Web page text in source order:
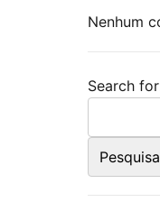
Nenhum
Search